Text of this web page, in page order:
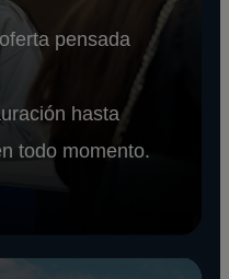
pensada
hasta
todo momento.